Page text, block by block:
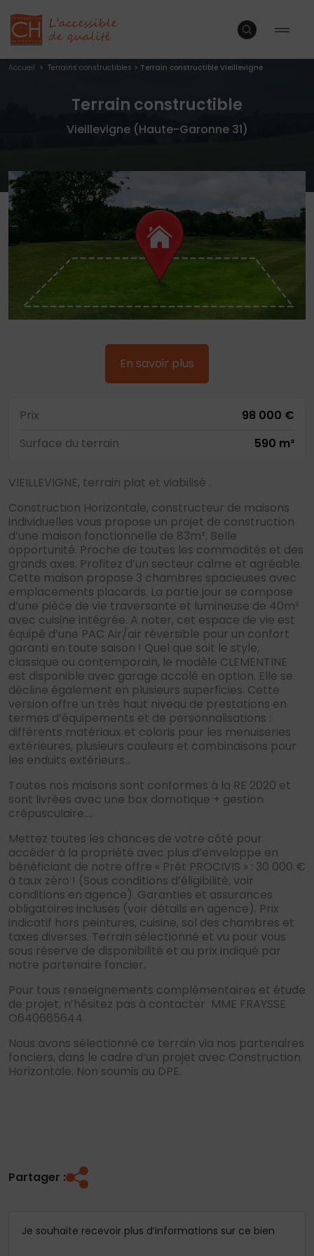
Accueil > Terrains constructibles > Terrain constructible Vieillevigne
Terrain constructible
Vieillevigne (Haute-Garonne 31)
En savoir plus
Prix
98 000 €
Surface du terrain
590 m²
VIEILLEVIGNE, terrain plat et viabilisé .
Construction Horizontale, constructeur de maisons
individuelles vous propose un projet de construction
d’une maison fonctionnelle de 83m². Belle
opportunité. Proche de toutes les commodités et des
grands axes. Profitez d’un secteur calme et agréable.
Cette maison propose 3 chambres spacieuses avec
emplacements placards. La partie jour se compose
d’une pièce de vie traversante et lumineuse de 40m²
avec cuisine intégrée. A noter, cet espace de vie est
équipé d’une PAC Air/air réversible pour un confort
garanti en toute saison ! Quel que soit le style,
classique ou contemporain, le modèle CLEMENTINE
est disponible avec garage accolé en option. Elle se
décline également en plusieurs superficies. Cette
version offre un très haut niveau de prestations en
termes d’équipements et de personnalisations :
différents matériaux et coloris pour les menuiseries
extérieures, plusieurs couleurs et combinaisons pour
les enduits extérieurs…
Toutes nos maisons sont conformes à la RE 2020 et
sont livrées avec une box domotique + gestion
crépusculaire….
Mettez toutes les chances de votre côté pour
accéder à la propriété avec plus d’enveloppe en
bénéficiant de notre offre « Prêt PROCIVIS » : 30 000 €
à taux zéro ! (Sous conditions d’éligibilité, voir
conditions en agence). Garanties et assurances
obligatoires incluses (voir détails en agence). Prix
indicatif hors peintures, cuisine, sol des chambres et
taxes diverses. Terrain sélectionné et vu pour vous
sous réserve de disponibilité et au prix indiqué par
notre partenaire foncier.
Pour tous renseignements complémentaires et étude
de projet, n’hésitez pas à contacter MME FRAYSSE
O640665644
Nous avons sélectionné ce terrain via nos partenaires
fonciers, dans le cadre d’un projet avec Construction
Horizontale. Non soumis au DPE.
Partager :
Je souhaite recevoir plus d’informations sur ce bien